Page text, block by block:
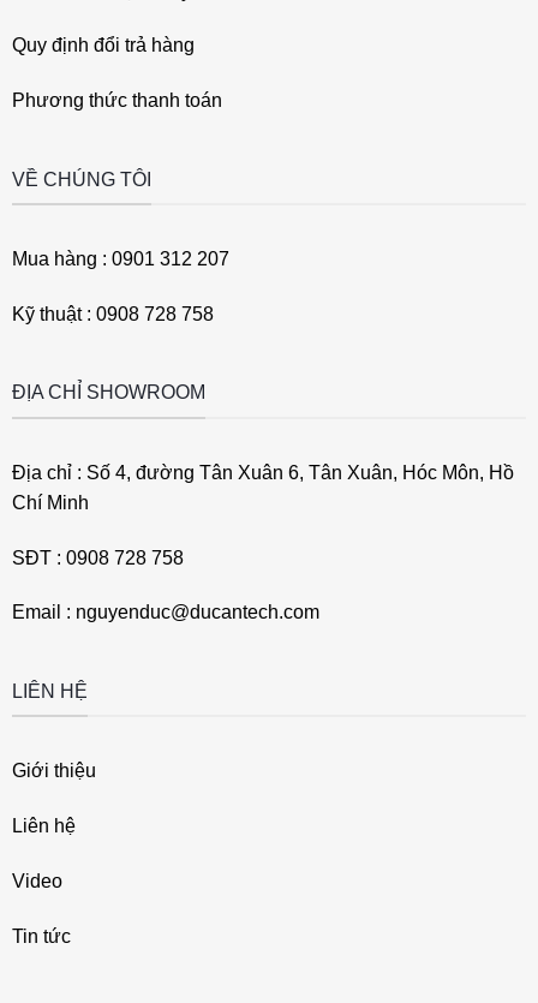
Quy định đổi trả hàng
Phương thức thanh toán
VỀ CHÚNG TÔI
Mua hàng : 0901 312 207
Kỹ thuật : 0908 728 758
ĐỊA CHỈ SHOWROOM
Địa chỉ : Số 4, đường Tân Xuân 6, Tân Xuân, Hóc Môn, Hồ
Chí Minh
SĐT : 0908 728 758
Email : nguyenduc@ducantech.com
LIÊN HỆ
Giới thiệu
Liên hệ
Video
Tin tức